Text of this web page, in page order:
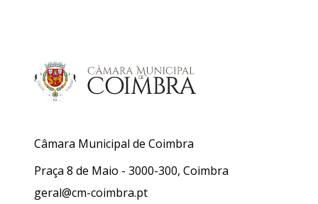
Câmara Municipal de Coimbra
Praça 8 de Maio - 3000-300, Coimbra
geral@cm-coimbra.pt